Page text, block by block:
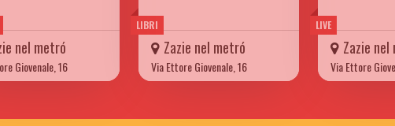
nel metró
Giovenale, 16
LIBRI
Zazie nel metró
Via Ettore Giovenale, 16
LIVE
Zazie
Via Ettore